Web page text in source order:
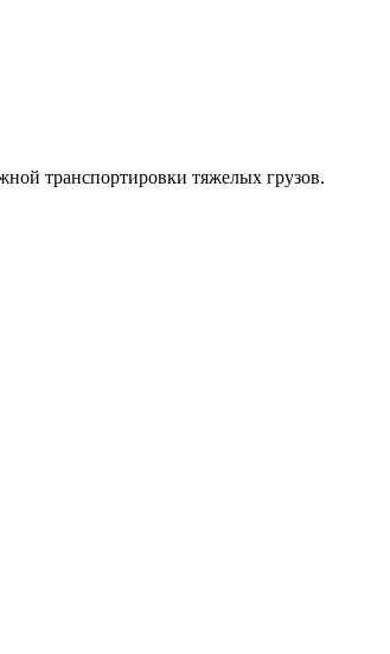
транспортировки тяжелых грузов.